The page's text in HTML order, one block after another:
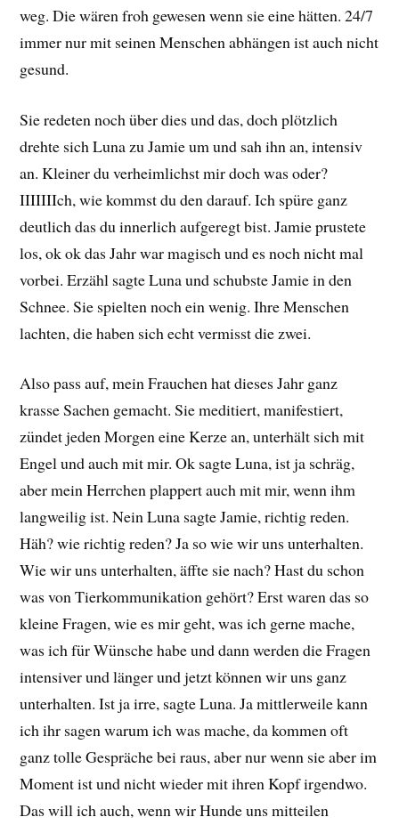
weg. Die wären froh gewesen wenn sie eine hätten. 24/7
immer nur mit seinen Menschen abhängen ist auch nicht
gesund.
Sie redeten noch über dies und das, doch plötzlich
drehte sich Luna zu Jamie um und sah ihn an, intensiv
an. Kleiner du verheimlichst mir doch was oder?
IIIIIIIch, wie kommst du den darauf. Ich spüre ganz
deutlich das du innerlich aufgeregt bist. Jamie prustete
los, ok ok das Jahr war magisch und es noch nicht mal
vorbei. Erzähl sagte Luna und schubste Jamie in den
Schnee. Sie spielten noch ein wenig. Ihre Menschen
lachten, die haben sich echt vermisst die zwei.
Also pass auf, mein Frauchen hat dieses Jahr ganz
krasse Sachen gemacht. Sie meditiert, manifestiert,
zündet jeden Morgen eine Kerze an, unterhält sich mit
Engel und auch mit mir. Ok sagte Luna, ist ja schräg,
aber mein Herrchen plappert auch mit mir, wenn ihm
langweilig ist. Nein Luna sagte Jamie, richtig reden.
Häh? wie richtig reden? Ja so wie wir uns unterhalten.
Wie wir uns unterhalten, äffte sie nach? Hast du schon
was von Tierkommunikation gehört? Erst waren das so
kleine Fragen, wie es mir geht, was ich gerne mache,
was ich für Wünsche habe und dann werden die Fragen
intensiver und länger und jetzt können wir uns ganz
unterhalten. Ist ja irre, sagte Luna. Ja mittlerweile kann
ich ihr sagen warum ich was mache, da kommen oft
ganz tolle Gespräche bei raus, aber nur wenn sie aber im
Moment ist und nicht wieder mit ihren Kopf irgendwo.
Das will ich auch, wenn wir Hunde uns mitteilen